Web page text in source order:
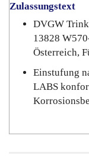
Zulassungstext
DVGW
13828
Österreich,
Einstufung
LABS